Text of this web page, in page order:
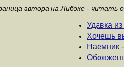
автора на Либоке - читать
Удавка
Хочешь
Наемник